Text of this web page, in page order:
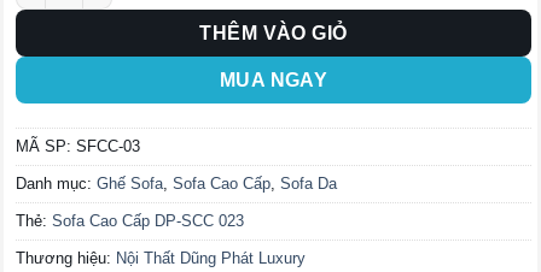
THÊM VÀO GIỎ
MUA NGAY
MÃ SP: SFCC-03
Danh mục: Ghế Sofa, Sofa Cao Cấp, Sofa Da
Thẻ: Sofa Cao Cấp DP-SCC 023
Thương hiệu: Nội Thất Dũng Phát Luxury